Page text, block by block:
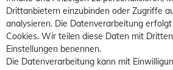
Drittanbietern einzubinden oder Zugriffe
analysieren. Die Datenverarbeitung
Cookies. Wir teilen diese Daten mit
Einstellungen benennen.
Die Datenverarbeitung kann mit